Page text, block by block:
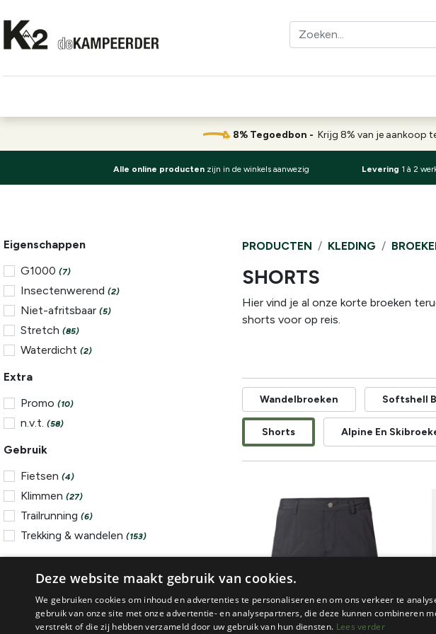
8% Tegoedbon - Krijg 8% van je aankoop
Alle online producten zijn in de winkels aanwezig Levering 1 à 2
Eigenschappen
G1000 (7)
Insectenwerend (2)
Niet-afritsbaar (5)
Stretch (85)
Waterdicht (2)
Extra
Promo (10)
n.v.t. (58)
Gebruik
Fietsen (4)
Klimmen (27)
Trailrunning (6)
Trekking & wandelen (153)
Mannen
PRODUCTEN KLEDING
SHORTS
Hier vind je al onze korte broeken
shorts voor op reis.
Wandelbroeken Softshell
Shorts Alpine En
Deze website maakt gebruik van cookies.
We gebruiken cookies om inhoud en advertenties te personaliseren en om ons verkeer te
gebruik van onze site met onze advertentie- en analysepartners, die deze kunnen combineren
verstrekt of die zij hebben verzameld door uw gebruik van hun diensten. Lees verder